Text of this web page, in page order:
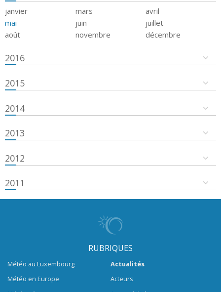
janvier mars
avril
mai
juin
juillet
août
novembre décembre
2016
2015
2014
2013
2012
2011
RUBRIQUES
Météo au Luxembourg
Météo en Europe
Actualités
Acteurs